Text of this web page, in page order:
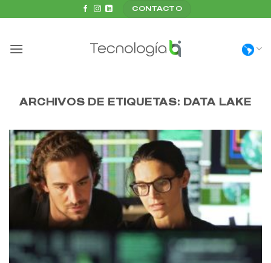
CONTACTO
ARCHIVOS DE ETIQUETAS: DATA LAKE